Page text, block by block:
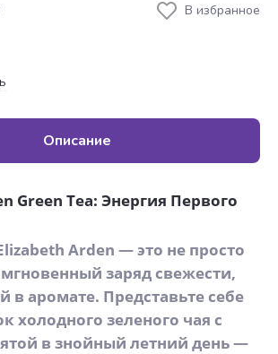
В избранное
Описание
Green Tea: Энергия Первого
Arden — это не просто
заряд свежести,
аромате. Представьте себе
холодного зеленого чая с
в знойный летний день —